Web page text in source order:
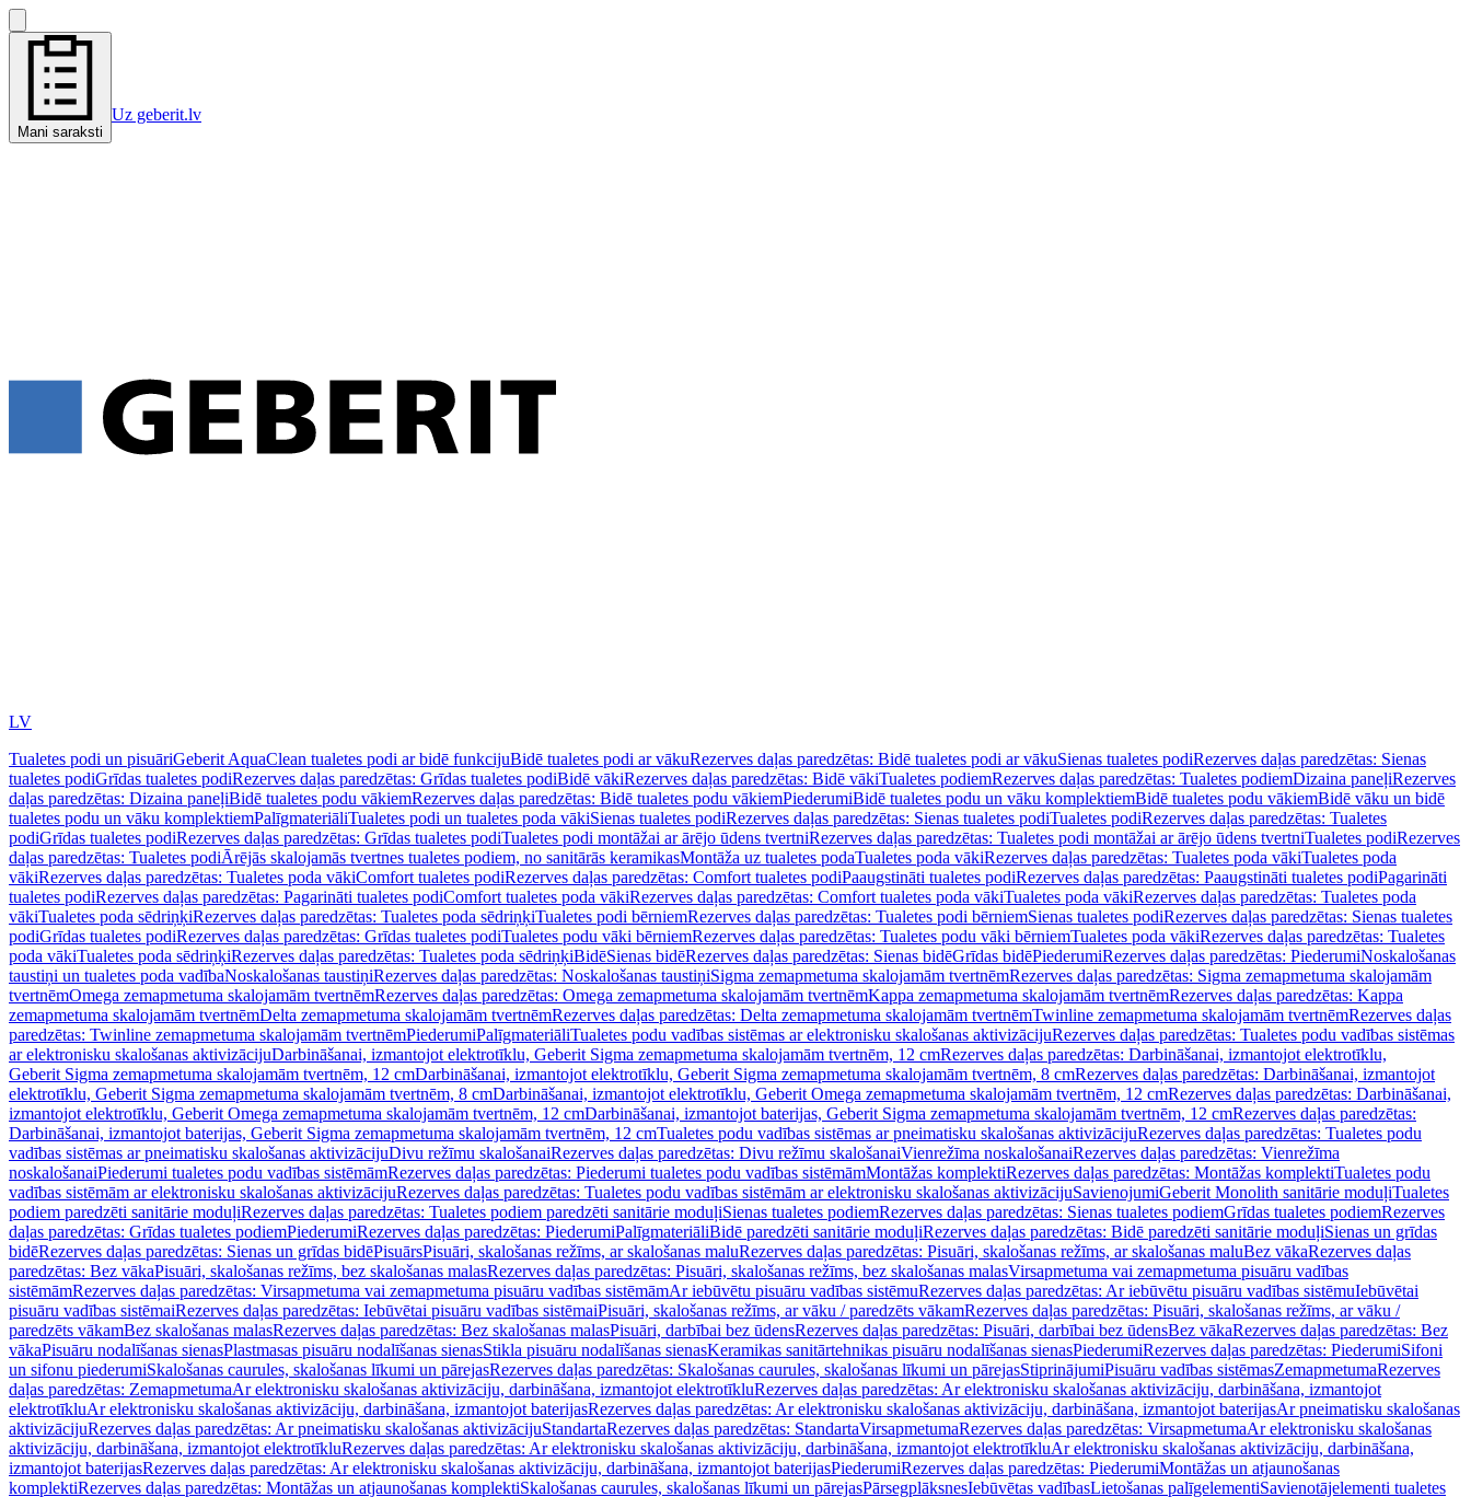
Mani saraksti
Uz geberit.lv
LV
Tualetes podi un pisuāriGeberit AquaClean tualetes podi ar bidē funkcijuBidē tualetes podi ar vākuRezerves daļas paredzētas: Bidē tualetes podi ar vākuSienas tualetes podiRezerves daļas paredzētas: Sienas
tualetes podiGrīdas tualetes podiRezerves daļas paredzētas: Grīdas tualetes podiBidē vākiRezerves daļas paredzētas: Bidē vākiTualetes podiemRezerves daļas paredzētas: Tualetes podiemDizaina paneļiRezerves
daļas paredzētas: Dizaina paneļiBidē tualetes podu vākiemRezerves daļas paredzētas: Bidē tualetes podu vākiemPiederumiBidē tualetes podu un vāku komplektiemBidē tualetes podu vākiemBidē vāku un bidē
tualetes podu un vāku komplektiemPalīgmateriāliTualetes podi un tualetes poda vākiSienas tualetes podiRezerves daļas paredzētas: Sienas tualetes podiTualetes podiRezerves daļas paredzētas: Tualetes
podiGrīdas tualetes podiRezerves daļas paredzētas: Grīdas tualetes podiTualetes podi montāžai ar ārējo ūdens tvertniRezerves daļas paredzētas: Tualetes podi montāžai ar ārējo ūdens tvertniTualetes podiRezerves
daļas paredzētas: Tualetes podiĀrējās skalojamās tvertnes tualetes podiem, no sanitārās keramikasMontāža uz tualetes podaTualetes poda vākiRezerves daļas paredzētas: Tualetes poda vākiTualetes poda
vākiRezerves daļas paredzētas: Tualetes poda vākiComfort tualetes podiRezerves daļas paredzētas: Comfort tualetes podiPaaugstināti tualetes podiRezerves daļas paredzētas: Paaugstināti tualetes podiPagarināti
tualetes podiRezerves daļas paredzētas: Pagarināti tualetes podiComfort tualetes poda vākiRezerves daļas paredzētas: Comfort tualetes poda vākiTualetes poda vākiRezerves daļas paredzētas: Tualetes poda
vākiTualetes poda sēdriņķiRezerves daļas paredzētas: Tualetes poda sēdriņķiTualetes podi bērniemRezerves daļas paredzētas: Tualetes podi bērniemSienas tualetes podiRezerves daļas paredzētas: Sienas tualetes
podiGrīdas tualetes podiRezerves daļas paredzētas: Grīdas tualetes podiTualetes podu vāki bērniemRezerves daļas paredzētas: Tualetes podu vāki bērniemTualetes poda vākiRezerves daļas paredzētas: Tualetes
poda vākiTualetes poda sēdriņķiRezerves daļas paredzētas: Tualetes poda sēdriņķiBidēSienas bidēRezerves daļas paredzētas: Sienas bidēGrīdas bidēPiederumiRezerves daļas paredzētas: PiederumiNoskalošanas
taustiņi un tualetes poda vadībaNoskalošanas taustiņiRezerves daļas paredzētas: Noskalošanas taustiņiSigma zemapmetuma skalojamām tvertnēmRezerves daļas paredzētas: Sigma zemapmetuma skalojamām
tvertnēmOmega zemapmetuma skalojamām tvertnēmRezerves daļas paredzētas: Omega zemapmetuma skalojamām tvertnēmKappa zemapmetuma skalojamām tvertnēmRezerves daļas paredzētas: Kappa
zemapmetuma skalojamām tvertnēmDelta zemapmetuma skalojamām tvertnēmRezerves daļas paredzētas: Delta zemapmetuma skalojamām tvertnēmTwinline zemapmetuma skalojamām tvertnēmRezerves daļas
paredzētas: Twinline zemapmetuma skalojamām tvertnēmPiederumiPalīgmateriāliTualetes podu vadības sistēmas ar elektronisku skalošanas aktivizācijuRezerves daļas paredzētas: Tualetes podu vadības sistēmas
ar elektronisku skalošanas aktivizācijuDarbināšanai, izmantojot elektrotīklu, Geberit Sigma zemapmetuma skalojamām tvertnēm, 12 cmRezerves daļas paredzētas: Darbināšanai, izmantojot elektrotīklu,
Geberit Sigma zemapmetuma skalojamām tvertnēm, 12 cmDarbināšanai, izmantojot elektrotīklu, Geberit Sigma zemapmetuma skalojamām tvertnēm, 8 cmRezerves daļas paredzētas: Darbināšanai, izmantojot
elektrotīklu, Geberit Sigma zemapmetuma skalojamām tvertnēm, 8 cmDarbināšanai, izmantojot elektrotīklu, Geberit Omega zemapmetuma skalojamām tvertnēm, 12 cmRezerves daļas paredzētas: Darbināšanai,
izmantojot elektrotīklu, Geberit Omega zemapmetuma skalojamām tvertnēm, 12 cmDarbināšanai, izmantojot baterijas, Geberit Sigma zemapmetuma skalojamām tvertnēm, 12 cmRezerves daļas paredzētas:
Darbināšanai, izmantojot baterijas, Geberit Sigma zemapmetuma skalojamām tvertnēm, 12 cmTualetes podu vadības sistēmas ar pneimatisku skalošanas aktivizācijuRezerves daļas paredzētas: Tualetes podu
vadības sistēmas ar pneimatisku skalošanas aktivizācijuDivu režīmu skalošanaiRezerves daļas paredzētas: Divu režīmu skalošanaiVienrežīma noskalošanaiRezerves daļas paredzētas: Vienrežīma
noskalošanaiPiederumi tualetes podu vadības sistēmāmRezerves daļas paredzētas: Piederumi tualetes podu vadības sistēmāmMontāžas komplektiRezerves daļas paredzētas: Montāžas komplektiTualetes podu
vadības sistēmām ar elektronisku skalošanas aktivizācijuRezerves daļas paredzētas: Tualetes podu vadības sistēmām ar elektronisku skalošanas aktivizācijuSavienojumiGeberit Monolith sanitārie moduļiTualetes
podiem paredzēti sanitārie moduļiRezerves daļas paredzētas: Tualetes podiem paredzēti sanitārie moduļiSienas tualetes podiemRezerves daļas paredzētas: Sienas tualetes podiemGrīdas tualetes podiemRezerves
daļas paredzētas: Grīdas tualetes podiemPiederumiRezerves daļas paredzētas: PiederumiPalīgmateriāliBidē paredzēti sanitārie moduļiRezerves daļas paredzētas: Bidē paredzēti sanitārie moduļiSienas un grīdas
bidēRezerves daļas paredzētas: Sienas un grīdas bidēPisuārsPisuāri, skalošanas režīms, ar skalošanas maluRezerves daļas paredzētas: Pisuāri, skalošanas režīms, ar skalošanas maluBez vākaRezerves daļas
paredzētas: Bez vākaPisuāri, skalošanas režīms, bez skalošanas malasRezerves daļas paredzētas: Pisuāri, skalošanas režīms, bez skalošanas malasVirsapmetuma vai zemapmetuma pisuāru vadības
sistēmāmRezerves daļas paredzētas: Virsapmetuma vai zemapmetuma pisuāru vadības sistēmāmAr iebūvētu pisuāru vadības sistēmuRezerves daļas paredzētas: Ar iebūvētu pisuāru vadības sistēmuIebūvētai
pisuāru vadības sistēmaiRezerves daļas paredzētas: Iebūvētai pisuāru vadības sistēmaiPisuāri, skalošanas režīms, ar vāku / paredzēts vākamRezerves daļas paredzētas: Pisuāri, skalošanas režīms, ar vāku /
paredzēts vākamBez skalošanas malasRezerves daļas paredzētas: Bez skalošanas malasPisuāri, darbībai bez ūdensRezerves daļas paredzētas: Pisuāri, darbībai bez ūdensBez vākaRezerves daļas paredzētas: Bez
vākaPisuāru nodalīšanas sienasPlastmasas pisuāru nodalīšanas sienasStikla pisuāru nodalīšanas sienasKeramikas sanitārtehnikas pisuāru nodalīšanas sienasPiederumiRezerves daļas paredzētas: PiederumiSifoni
un sifonu piederumiSkalošanas caurules, skalošanas līkumi un pārejasRezerves daļas paredzētas: Skalošanas caurules, skalošanas līkumi un pārejasStiprinājumiPisuāru vadības sistēmasZemapmetumaRezerves
daļas paredzētas: ZemapmetumaAr elektronisku skalošanas aktivizāciju, darbināšana, izmantojot elektrotīkluRezerves daļas paredzētas: Ar elektronisku skalošanas aktivizāciju, darbināšana, izmantojot
elektrotīkluAr elektronisku skalošanas aktivizāciju, darbināšana, izmantojot baterijasRezerves daļas paredzētas: Ar elektronisku skalošanas aktivizāciju, darbināšana, izmantojot baterijasAr pneimatisku skalošanas
aktivizācijuRezerves daļas paredzētas: Ar pneimatisku skalošanas aktivizācijuStandartaRezerves daļas paredzētas: StandartaVirsapmetumaRezerves daļas paredzētas: VirsapmetumaAr elektronisku skalošanas
aktivizāciju, darbināšana, izmantojot elektrotīkluRezerves daļas paredzētas: Ar elektronisku skalošanas aktivizāciju, darbināšana, izmantojot elektrotīkluAr elektronisku skalošanas aktivizāciju, darbināšana,
izmantojot baterijasRezerves daļas paredzētas: Ar elektronisku skalošanas aktivizāciju, darbināšana, izmantojot baterijasPiederumiRezerves daļas paredzētas: PiederumiMontāžas un atjaunošanas
komplektiRezerves daļas paredzētas: Montāžas un atjaunošanas komplektiSkalošanas caurules, skalošanas līkumi un pārejasPārsegplāksnesIebūvētas vadībasLietošanas palīgelementiSavienotājelementi tualetes